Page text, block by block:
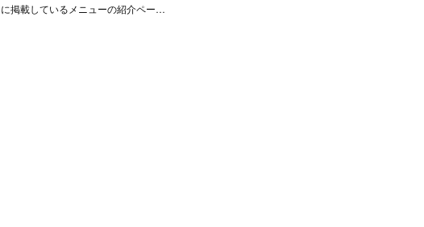
に掲載しているメニューの紹介ペー…